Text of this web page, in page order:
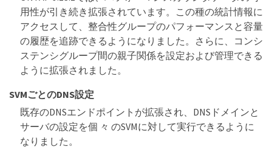
用性が引き続き拡張されています。この種の統計情報に
アクセスして、整合性グループのパフォーマンスと容量
の履歴を追跡できるようになりました。さらに、コンシ
ステンシグループ間の親子関係を設定および管理できる
ように拡張されました。
SVMごとのDNS設定
既存のDNSエンドポイントが拡張され、DNSドメインと
サーバの設定を個 々 のSVMに対して実行できるように
なりました。